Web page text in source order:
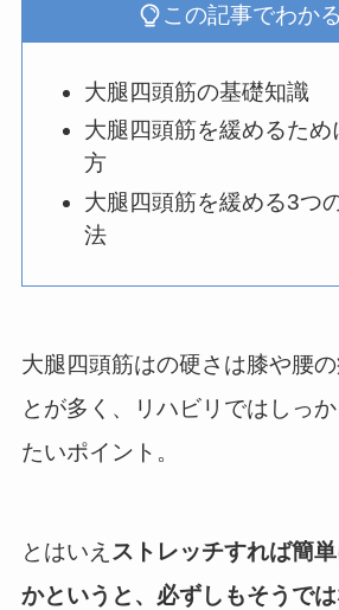
この記事でわか
大腿四頭筋の基礎知識
大腿四頭筋を緩めるため
方
大腿四頭筋を緩める3つ
法
大腿四頭筋はの硬さは膝や腰
とが多く、リハビリではしっ
たいポイント。
とはいえ ストレッチすれば簡
かというと、必ずしもそうで